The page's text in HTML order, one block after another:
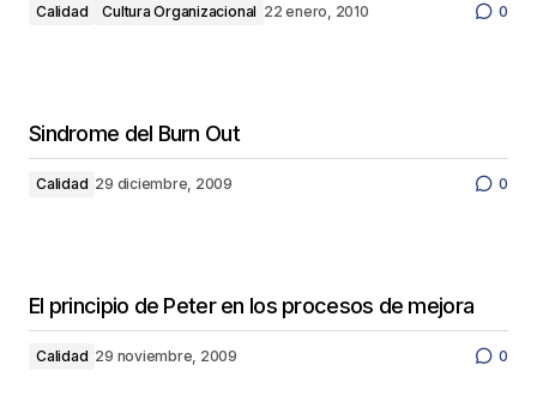
Calidad Cultura Organizacional 22 enero, 2010 0
Sindrome del Burn Out
Calidad 29 diciembre, 2009 0
El principio de Peter en los procesos de mejora
Calidad 29 noviembre, 2009 0